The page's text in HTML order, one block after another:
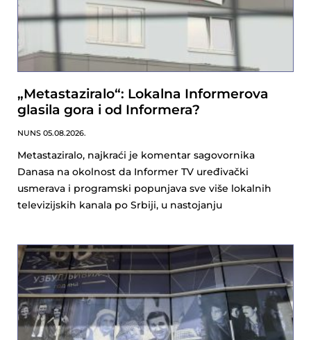
„Metastaziralo“: Lokalna Informerova
glasila gora i od Informera?
NUNS 05.08.2026.
Metastaziralo, najkraći je komentar sagovornika
Danasa na okolnost da Informer TV uređivački
usmerava i programski popunjava sve više lokalnih
televizijskih kanala po Srbiji, u nastojanju